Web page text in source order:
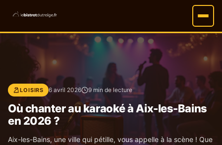
LOISIRS 6 avril 2026 9 min de lecture
Où chanter au karaoké à Aix-les-Bains
en 2026 ?
Aix-les-Bains, une ville qui pétille, vous appelle à la scène ! Que